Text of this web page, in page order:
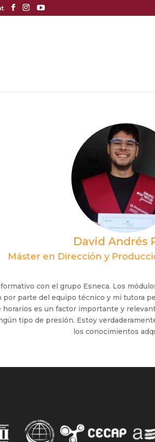
David Andrés
Máster en Dirección y
con el grupo Esneca. Los
parte del equipo técnico y mi tutora
horarios es un factor importante y
tipo de presión. Estoy
los conocimientos